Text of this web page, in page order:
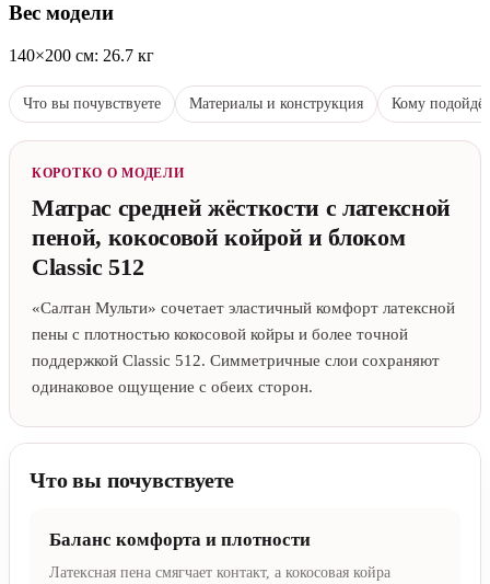
Вес модели
140×200 см: 26.7 кг
Что вы почувствуете Материалы и конструкция Кому подойдёт
КОРОТКО О МОДЕЛИ
Матрас средней жёсткости с латексной
пеной, кокосовой койрой и блоком
Classic 512
«Салтан Мульти» сочетает эластичный комфорт латексной
пены с плотностью кокосовой койры и более точной
поддержкой Classic 512. Симметричные слои сохраняют
одинаковое ощущение с обеих сторон.
Что вы почувствуете
Баланс комфорта и плотности
Латексная пена смягчает контакт, а кокосовая койра